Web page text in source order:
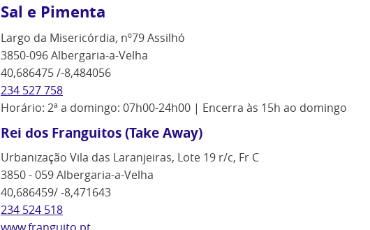
Sal e Pimenta
Largo da Misericórdia, nº79 Assilhó
3850-096 Albergaria-a-Velha
40,686475 /-8,484056
234 527 758
Horário: 2ª a domingo: 07h00-24h00 | Encerra às 15h ao domingo
Rei dos Franguitos (Take Away)
Urbanização Vila das Laranjeiras, Lote 19 r/c, Fr C
3850 - 059 Albergaria-a-Velha
40,686459/ -8,471643
234 524 518